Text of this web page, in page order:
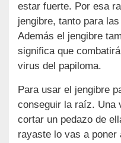
estar fuerte. Por esa
jengibre, tanto para
Además el jengibre
significa que
virus del papiloma.
Para usar el jengibre
conseguir la raíz. Una
cortar un pedazo de
rayaste lo vas a poner